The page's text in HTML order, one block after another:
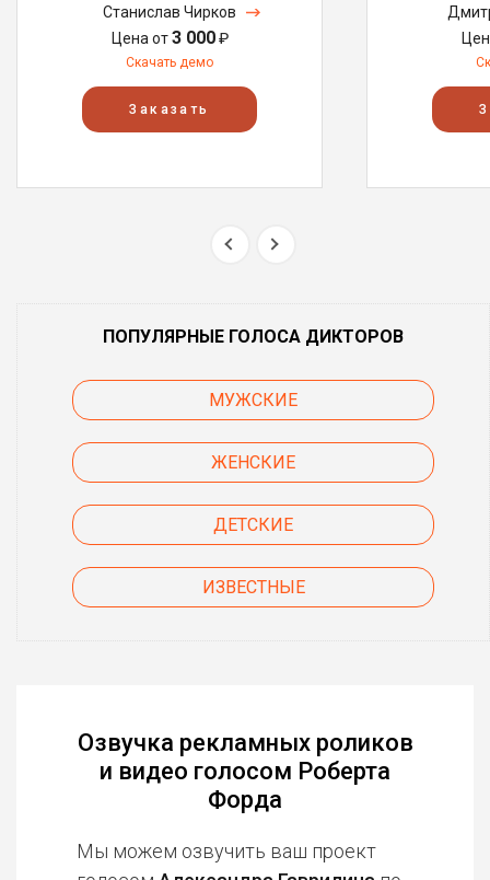
Станислав Чирков
Цена от3 000₽
Скачать демо
Заказать
ПОПУЛЯРНЫЕ ГОЛОСА ДИКТОРОВ
МУЖСКИЕ
ЖЕНСКИЕ
ДЕТСКИЕ
ИЗВЕСТНЫЕ
Озвучка рекламных роликов
и видео голосом Роберта
Форда
Мы можем озвучить ваш проект